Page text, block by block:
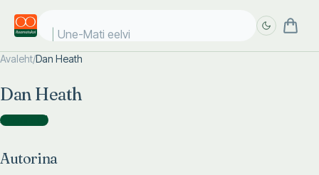
Une-Mati eelvii
Avaleht/Dan Heath
Dan Heath
Autorina )
Autorina